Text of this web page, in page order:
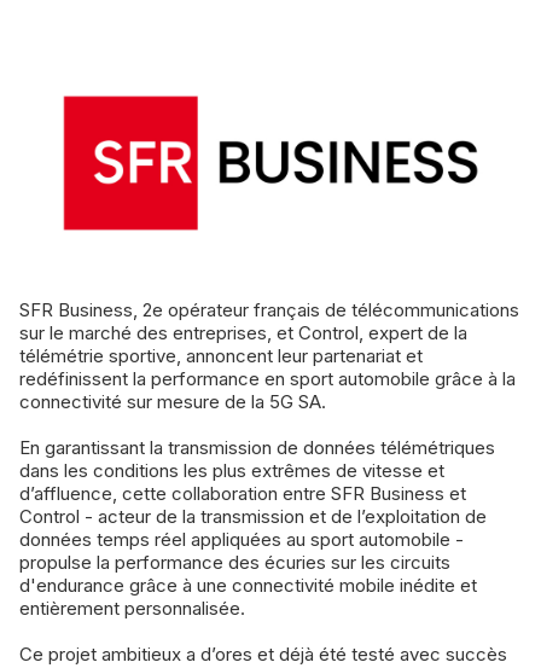
SFR Business, 2e opérateur français de télécommunications
sur le marché des entreprises, et Control, expert de la
télémétrie sportive, annoncent leur partenariat et
redéfinissent la performance en sport automobile grâce à la
connectivité sur mesure de la 5G SA.
En garantissant la transmission de données télémétriques
dans les conditions les plus extrêmes de vitesse et
d’affluence, cette collaboration entre SFR Business et
Control - acteur de la transmission et de l’exploitation de
données temps réel appliquées au sport automobile -
propulse la performance des écuries sur les circuits
d'endurance grâce à une connectivité mobile inédite et
entièrement personnalisée.
Ce projet ambitieux a d’ores et déjà été testé avec succès